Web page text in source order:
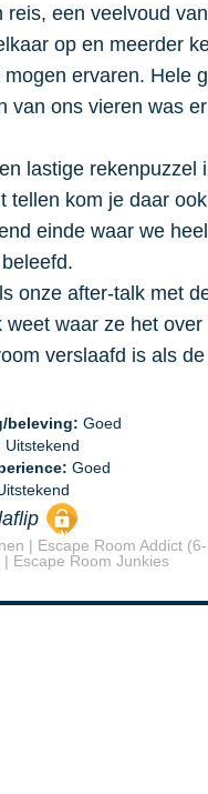
reis, een veelvoud
op en meerder
mogen ervaren. Hele
van ons vieren was
lastige rekenpuzzel
tellen kom je daar
einde waar we
onze after-talk met
weet waar ze het
verslaafd is als
beleving: Goed
Uitstekend
Goed
| Escape Room Addict
Escape Room Junkies